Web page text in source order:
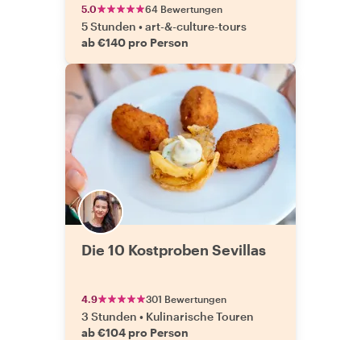
5.0 64 Bewertungen
5 Stunden •art-&-culture-tours
ab €140 pro Person
Die 10 Kostproben Sevillas
4.9 301 Bewertungen
3 Stunden • Kulinarische Touren
ab €104 pro Person